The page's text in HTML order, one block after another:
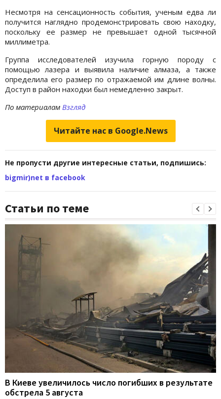
Несмотря на сенсационность события, ученым едва ли
получится наглядно продемонстрировать свою находку,
поскольку ее размер не превышает одной тысячной
миллиметра.
Группа исследователей изучила горную породу с
помощью лазера и выявила наличие алмаза, а также
определила его размер по отражаемой им длине волны.
Доступ в район находки был немедленно закрыт.
По материалам Взгляд
Читайте нас в Google.News
Не пропусти другие интересные статьи, подпишись:
bigmir)net в facebook
Статьи по теме
В Киеве увеличилось число погибших в результате
обстрела 5 августа